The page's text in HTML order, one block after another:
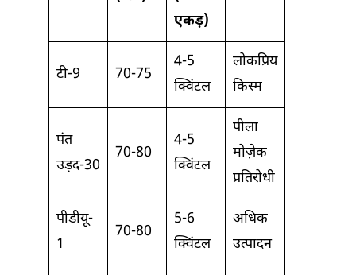
एकड़)
टी-9 70-75
4-5
क्विंटल
लोकप्रिय
किस्म
पंत
उड़द-30
70-80
4-5
क्विंटल
पीला
मोज़ेक
प्रतिरोधी
पीडीयू-
1
70-80
5-6
क्विंटल
अधिक
उत्पादन